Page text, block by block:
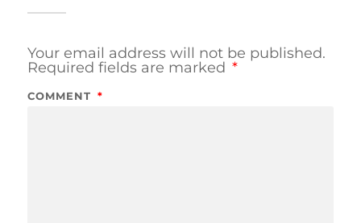
Your email address will not be published.
Required fields are marked *
COMMENT *